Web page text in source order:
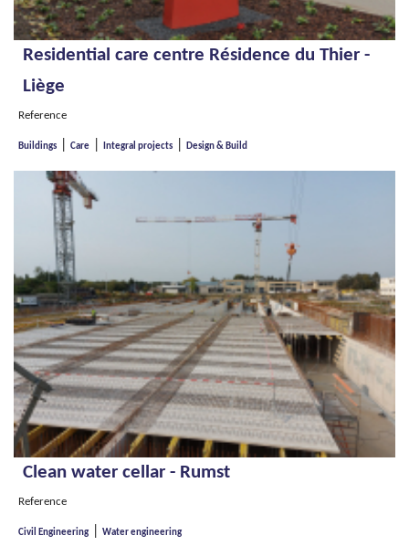
Residential care centre Résidence du Thier -
Liège
Reference
Buildings Care Integral projects Design & Build
Clean water cellar - Rumst
Reference
Civil Engineering Water engineering